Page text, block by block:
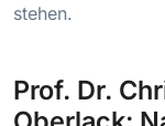
stehen.
Prof. Dr.